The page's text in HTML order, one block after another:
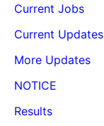
Current Jobs
Current Updates
More Updates
NOTICE
Results